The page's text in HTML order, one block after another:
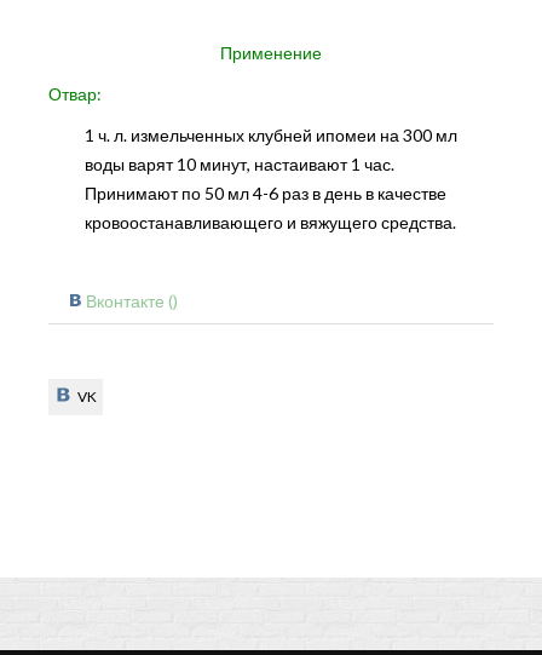
Применение
Отвар:
1 ч. л. измельченных клубней ипомеи на 300 мл
воды варят 10 минут, настаивают 1 час.
Принимают по 50 мл 4-6 раз в день в качестве
кровоостанавливающего и вяжущего средства.
Вконтакте ()
VK
VK